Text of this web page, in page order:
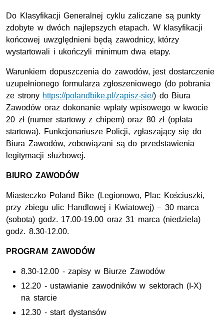
Do Klasyfikacji Generalnej cyklu zaliczane są punkty
zdobyte w dwóch najlepszych etapach. W klasyfikacji
końcowej uwzględnieni będą zawodnicy, którzy
wystartowali i ukończyli minimum dwa etapy.
Warunkiem dopuszczenia do zawodów, jest dostarczenie
uzupełnionego formularza zgłoszeniowego (do pobrania
ze strony https://polandbike.pl/zapisz-sie/) do Biura
Zawodów oraz dokonanie wpłaty wpisowego w kwocie
20 zł (numer startowy z chipem) oraz 80 zł (opłata
startowa). Funkcjonariusze Policji, zgłaszający się do
Biura Zawodów, zobowiązani są do przedstawienia
legitymacji służbowej.
BIURO ZAWODÓW
Miasteczko Poland Bike (Legionowo, Plac Kościuszki,
przy zbiegu ulic Handlowej i Kwiatowej) – 30 marca
(sobota) godz. 17.00-19.00 oraz 31 marca (niedziela)
godz. 8.30-12.00.
PROGRAM ZAWODÓW
8.30-12.00 - zapisy w Biurze Zawodów
12.20 - ustawianie zawodników w sektorach (I-X)
na starcie
12.30 - start dystansów